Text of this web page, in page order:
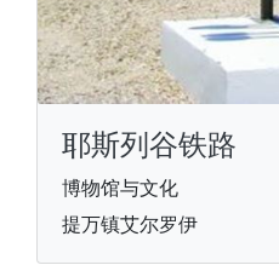
耶斯列谷铁路
博物馆与文化
提万镇艾尔罗伊